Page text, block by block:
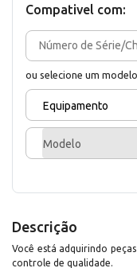
Compativel com:
ou selecione um
Equipamento
Modelo
Descrição
Você está adquirindo
controle de qualidade.